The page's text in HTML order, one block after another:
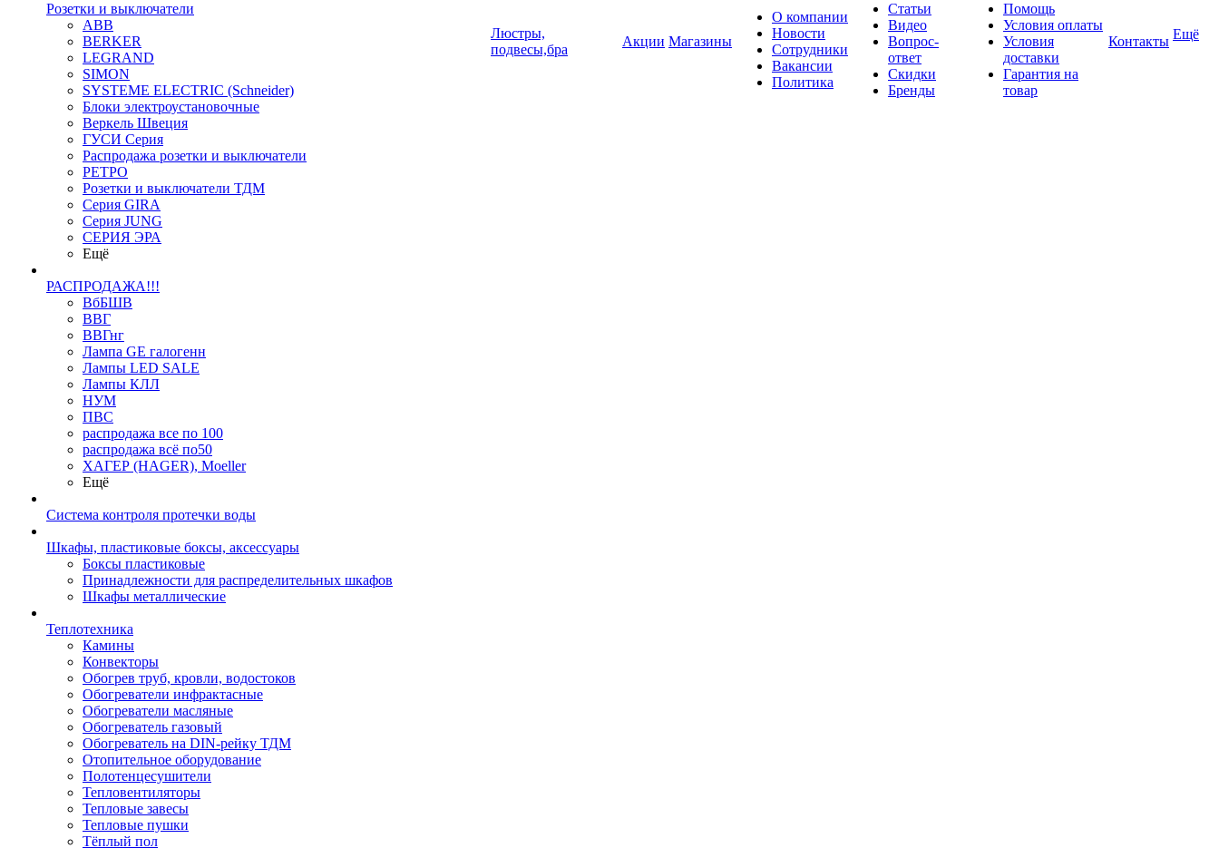
Розетки и выключатели
ABB
BERKER
LEGRAND
SIMON
SYSTEME ELECTRIC (Schneider)
Блоки электроустановочные
Веркель Швеция
ГУСИ Серия
Распродажа розетки и выключатели
РЕТРО
Розетки и выключатели ТДМ
Серия GIRA
Серия JUNG
СЕРИЯ ЭРА
Ещё
РАСПРОДАЖА!!!
ВбБШВ
ВВГ
ВВГнг
Лампа GE галогенн
Лампы LED SALE
Лампы КЛЛ
НУМ
ПВС
распродажа все по 100
распродажа всё по50
ХАГЕР (HAGER), Moeller
Ещё
Система контроля протечки воды
Шкафы, пластиковые боксы, аксессуары
Боксы пластиковые
Принадлежности для распределительных шкафов
Шкафы металлические
Теплотехника
Камины
Конвекторы
Обогрев труб, кровли, водостоков
Обогреватели инфрактасные
Обогреватели масляные
Обогреватель газовый
Обогреватель на DIN-рейку ТДМ
Отопительное оборудование
Полотенцесушители
Тепловентиляторы
Тепловые завесы
Тепловые пушки
Тёплый пол
Люстры,
подвесы,бра
Акции Магазины
О компании
Новости
Сотрудники
Вакансии
Политика
Статьи
Видео
Вопрос-
ответ
Скидки
Бренды
Помощь
Условия оплаты
Условия
доставки
Гарантия на
товар
Контакты Ещё